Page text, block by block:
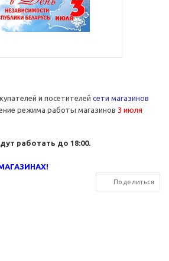
и посетителей сети магазинов
режима работы магазинов 3 июля
работать до 18:00.
!
Поделиться